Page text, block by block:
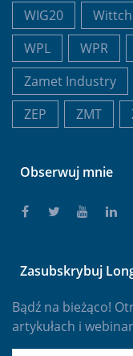
WIG20
WPL
WPR
Zamet Industry
ZEP
ZMT
Obserwuj mnie
Zasubskrybuj
Bądź na bieżąco!
artykułach i